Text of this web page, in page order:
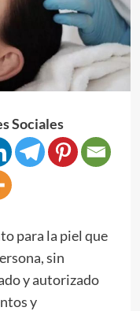
Sociales
para la piel que
sin
y autorizado
y